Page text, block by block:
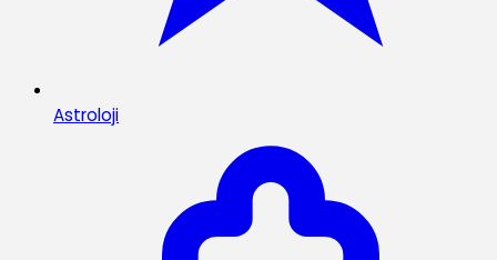
Astroloji